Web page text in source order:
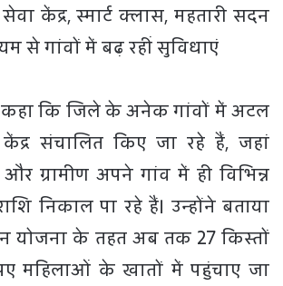
केंद्र, स्मार्ट क्लास, महतारी सदन
से गांवों में बढ़ रहीं सुविधाएं
कहा कि जिले के अनेक गांवों में अटल
संचालित किए जा रहे हैं, जहां
ग्रामीण अपने गांव में ही विभिन्न
निकाल पा रहे हैं। उन्होंने बताया
योजना के तहत अब तक 27 किस्तों
महिलाओं के खातों में पहुंचाए जा